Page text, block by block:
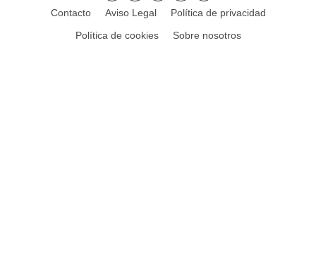
Contacto Aviso Legal
Política de privacidad
Política de cookies
Sobre nosotros